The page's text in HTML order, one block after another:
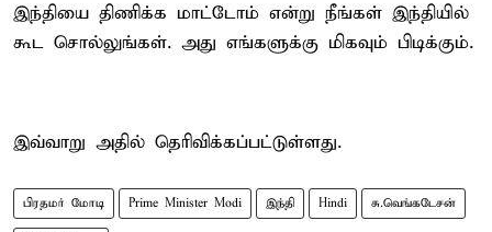
இந்தியை திணிக்க மாட்டோம் என்று நீங்கள் இந்தியில்
கூட சொல்லுங்கள். அது எங்களுக்கு மிகவும் பிடிக்கும்.
இவ்வாறு அதில் தெரிவிக்கப்பட்டுள்ளது.
பிரதமர் மோடி Prime Minister Modi இந்தி Hindi சு.வெங்கடேசன்